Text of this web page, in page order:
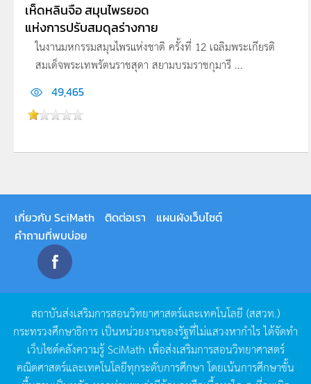
เห็ดหลินจือ สมุนไพรยอด
แห่งการปรับสมดุลร่างกาย
ในงานมหกรรมสมุนไพรแห่งชาติ ครั้งที่ 12 เฉลิมพระเกียรติ
สมเด็จพระเทพรัตนราชสุดา สยามบรมราชกุมารี ...
49,465
เกี่ยวกับ SciMath ติดต่อเรา
แผนผังเว็บไซต์
คำถามที่พบบ่อย
สถาบันส่งเสริมการสอนวิทยาศาสตร์และเทคโนโลยี (สสวท.)
กระทรวงศึกษาธิการ เป็นหน่วยงานของรัฐที่ไม่แสวงหากำไรได้จัดทำ
เว็บไซต์คลังความรู้SciMath เพื่อส่งเสริมการสอนวิทยาศาสตร์
คณิตศาสตร์และเทคโนโลยีทุกระดับการศึกษา โดยเน้นการศึกษาขั้น